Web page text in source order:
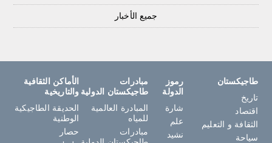
جميع الأخبار
طاجيكستان
تاريخ
اقتصاد
الثقافة و التعليم
سياحة
رموز
الدولة
شارة
علم
نشيد
مبادرات
طاجيكستان الدولية
المبادرة العالمية
للمياه
مبادرات
الأماكن الثقافية
والتاريخية
الحديقة الطاجيكية
الوطنية
حصار